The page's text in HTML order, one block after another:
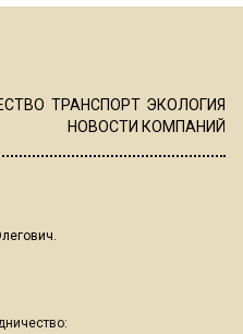
ТРАНСПОРТ ЭКОЛОГИЯ
НОВОСТИ КОМПАНИЙ